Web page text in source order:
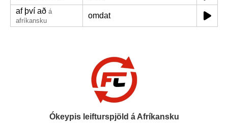
af því að á
afríkansku
omdat
Ókeypis leifturspjöld á Afríkansku